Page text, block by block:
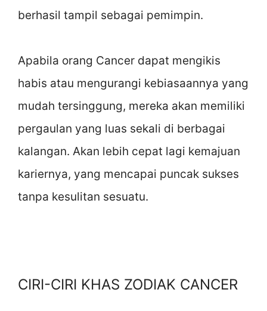
berhasil tampil sebagai pemimpin.
Apabila orang Cancer dapat mengikis
habis atau mengurangi kebiasaannya yang
mudah tersinggung, mereka akan memiliki
pergaulan yang luas sekali di berbagai
kalangan. Akan lebih cepat lagi kemajuan
kariernya, yang mencapai puncak sukses
tanpa kesulitan sesuatu.
CIRI-CIRI KHAS ZODIAK CANCER